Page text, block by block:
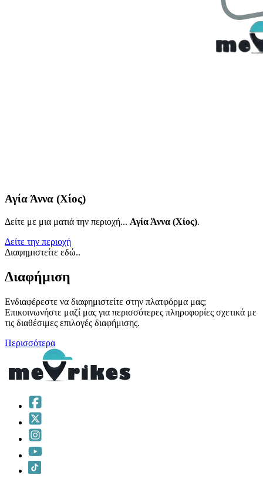
Αγία Άννα (Χίος)
Δείτε με μια ματιά την περιοχή... Αγία Άννα (Χίος).
Δείτε την περιοχή
Διαφημιστείτε εδώ..
Διαφήμιση
Ενδιαφέρεστε να διαφημιστείτε στην πλατφόρμα μας;
Επικοινωνήστε μαζί μας για περισσότερες πληροφορίες σχετικά με
τις διαθέσιμες επιλογές διαφήμισης.
Περισσότερα